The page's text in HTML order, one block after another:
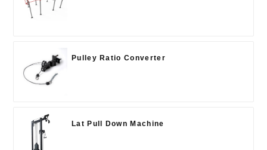
Pulley Ratio Converter
Lat Pull Down Machine